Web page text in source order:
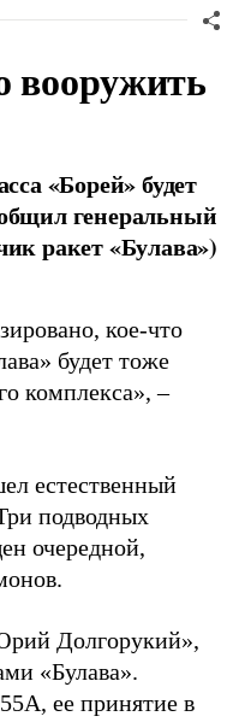
вооружить
«Борей» будет
генеральный
ракет «Булава»)
кое-что
будет тоже
комплекса», –
естественный
подводных
очередной,
Долгорукий»,
«Булава».
ее принятие в